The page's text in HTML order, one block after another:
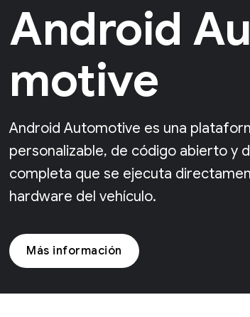
Android
motive
Android Automotive es una
personalizable, de código abierto y
completa que se ejecuta
hardware del vehículo.
Más información